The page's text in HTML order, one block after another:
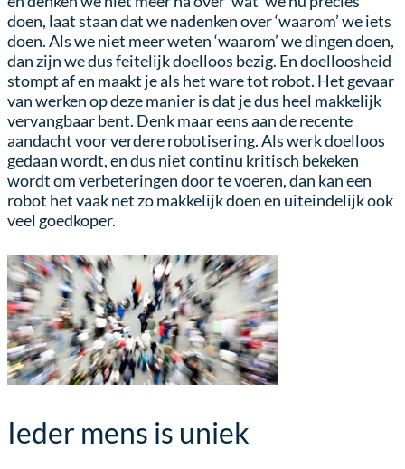
doen, laat staan dat we nadenken over ‘waarom’ we iets
doen. Als we niet meer weten ‘waarom’ we dingen doen,
dan zijn we dus feitelijk doelloos bezig. En doelloosheid
stompt af en maakt je als het ware tot robot. Het gevaar
van werken op deze manier is dat je dus heel makkelijk
vervangbaar bent. Denk maar eens aan de recente
aandacht voor verdere robotisering. Als werk doelloos
gedaan wordt, en dus niet continu kritisch bekeken
wordt om verbeteringen door te voeren, dan kan een
robot het vaak net zo makkelijk doen en uiteindelijk ook
veel goedkoper.
Ieder mens is uniek